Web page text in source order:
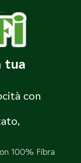
tua
con
100% Fibra